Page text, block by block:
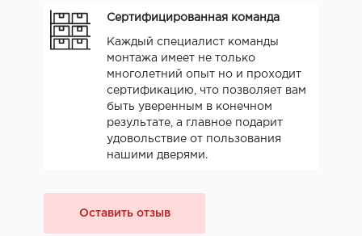
Сертифицированная команда
Каждый специалист команды
монтажа имеет не только
многолетний опыт но и проходит
сертификацию, что позволяет вам
быть уверенным в конечном
результате, а главное подарит
удовольствие от пользования
нашими дверями.
Оставить отзыв